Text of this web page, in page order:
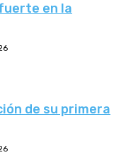
en la
de su primera